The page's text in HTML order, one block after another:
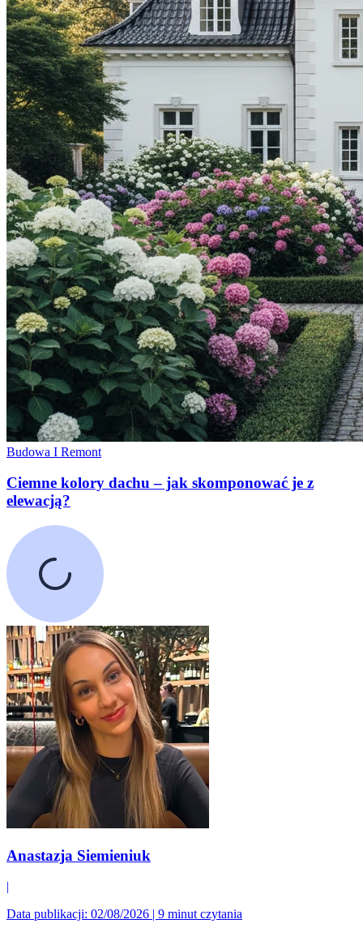
Budowa I Remont
Ciemne kolory dachu – jak skomponować je z
elewacją?
Anastazja Siemieniuk
|
Data publikacji: 02/08/2026 | 9 minut czytania